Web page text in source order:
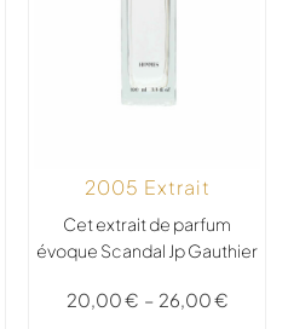
2005 Extrait
Cet extrait de parfum
évoque Scandal Jp Gauthier
20,00€ – 26,00€